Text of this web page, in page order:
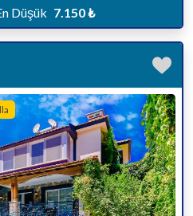
Düşük 7.150 ₺